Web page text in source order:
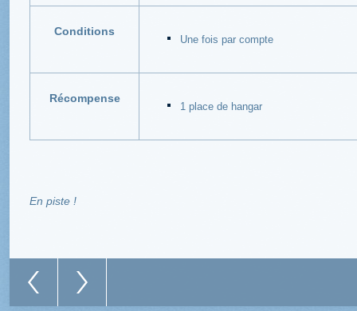
Conditions
Une fois par compte
Récompense
1 place de hangar
En piste !